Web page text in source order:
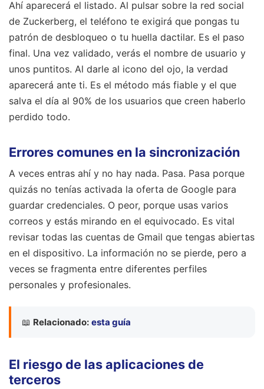
Ahí aparecerá el listado. Al pulsar sobre la red social
de Zuckerberg, el teléfono te exigirá que pongas tu
patrón de desbloqueo o tu huella dactilar. Es el paso
final. Una vez validado, verás el nombre de usuario y
unos puntitos. Al darle al icono del ojo, la verdad
aparecerá ante ti. Es el método más fiable y el que
salva el día al 90% de los usuarios que creen haberlo
perdido todo.
Errores comunes en la sincronización
A veces entras ahí y no hay nada. Pasa. Pasa porque
quizás no tenías activada la oferta de Google para
guardar credenciales. O peor, porque usas varios
correos y estás mirando en el equivocado. Es vital
revisar todas las cuentas de Gmail que tengas abiertas
en el dispositivo. La información no se pierde, pero a
veces se fragmenta entre diferentes perfiles
personales y profesionales.
📖 Relacionado: esta guía
El riesgo de las aplicaciones de
terceros